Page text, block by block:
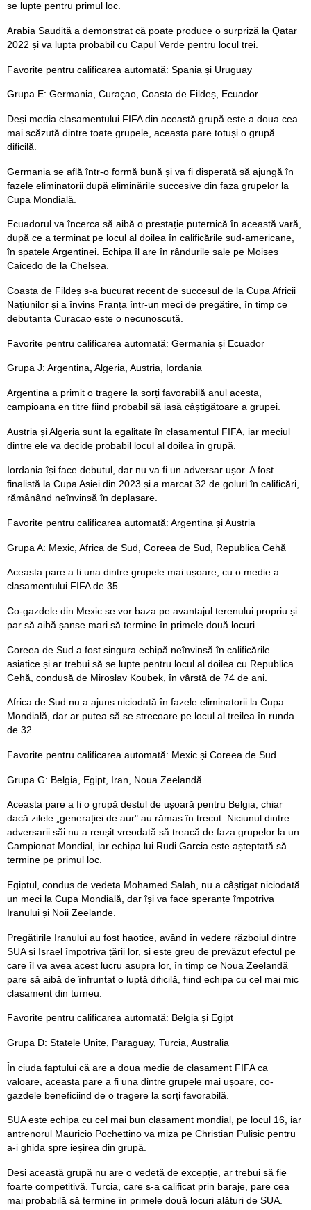
se lupte pentru primul loc.
Arabia Saudită a demonstrat că poate produce o surpriză la Qatar
2022 și va lupta probabil cu Capul Verde pentru locul trei.
Favorite pentru calificarea automată: Spania și Uruguay
Grupa E: Germania, Curaçao, Coasta de Fildeș, Ecuador
Deși media clasamentului FIFA din această grupă este a doua cea
mai scăzută dintre toate grupele, aceasta pare totuși o grupă
dificilă.
Germania se află într-o formă bună și va fi disperată să ajungă în
fazele eliminatorii după eliminările succesive din faza grupelor la
Cupa Mondială.
Ecuadorul va încerca să aibă o prestație puternică în această vară,
după ce a terminat pe locul al doilea în calificările sud-americane,
în spatele Argentinei. Echipa îl are în rândurile sale pe Moises
Caicedo de la Chelsea.
Coasta de Fildeș s-a bucurat recent de succesul de la Cupa Africii
Națiunilor și a învins Franța într-un meci de pregătire, în timp ce
debutanta Curacao este o necunoscută.
Favorite pentru calificarea automată: Germania și Ecuador
Grupa J: Argentina, Algeria, Austria, Iordania
Argentina a primit o tragere la sorți favorabilă anul acesta,
campioana en titre fiind probabil să iasă câștigătoare a grupei.
Austria și Algeria sunt la egalitate în clasamentul FIFA, iar meciul
dintre ele va decide probabil locul al doilea în grupă.
Iordania își face debutul, dar nu va fi un adversar ușor. A fost
finalistă la Cupa Asiei din 2023 și a marcat 32 de goluri în calificări,
rămânând neînvinsă în deplasare.
Favorite pentru calificarea automată: Argentina și Austria
Grupa A: Mexic, Africa de Sud, Coreea de Sud, Republica Cehă
Aceasta pare a fi una dintre grupele mai ușoare, cu o medie a
clasamentului FIFA de 35.
Co-gazdele din Mexic se vor baza pe avantajul terenului propriu și
par să aibă șanse mari să termine în primele două locuri.
Coreea de Sud a fost singura echipă neînvinsă în calificările
asiatice și ar trebui să se lupte pentru locul al doilea cu Republica
Cehă, condusă de Miroslav Koubek, în vârstă de 74 de ani.
Africa de Sud nu a ajuns niciodată în fazele eliminatorii la Cupa
Mondială, dar ar putea să se strecoare pe locul al treilea în runda
de 32.
Favorite pentru calificarea automată: Mexic și Coreea de Sud
Grupa G: Belgia, Egipt, Iran, Noua Zeelandă
Aceasta pare a fi o grupă destul de ușoară pentru Belgia, chiar
dacă zilele „generației de aur" au rămas în trecut. Niciunul dintre
adversarii săi nu a reușit vreodată să treacă de faza grupelor la un
Campionat Mondial, iar echipa lui Rudi Garcia este așteptată să
termine pe primul loc.
Egiptul, condus de vedeta Mohamed Salah, nu a câștigat niciodată
un meci la Cupa Mondială, dar își va face speranțe împotriva
Iranului și Noii Zeelande.
Pregătirile Iranului au fost haotice, având în vedere războiul dintre
SUA și Israel împotriva țării lor, și este greu de prevăzut efectul pe
care îl va avea acest lucru asupra lor, în timp ce Noua Zeelandă
pare să aibă de înfruntat o luptă dificilă, fiind echipa cu cel mai mic
clasament din turneu.
Favorite pentru calificarea automată: Belgia și Egipt
Grupa D: Statele Unite, Paraguay, Turcia, Australia
În ciuda faptului că are a doua medie de clasament FIFA ca
valoare, aceasta pare a fi una dintre grupele mai ușoare, co-
gazdele beneficiind de o tragere la sorți favorabilă.
SUA este echipa cu cel mai bun clasament mondial, pe locul 16, iar
antrenorul Mauricio Pochettino va miza pe Christian Pulisic pentru
a-i ghida spre ieșirea din grupă.
Deși această grupă nu are o vedetă de excepție, ar trebui să fie
foarte competitivă. Turcia, care s-a calificat prin baraje, pare cea
mai probabilă să termine în primele două locuri alături de SUA.